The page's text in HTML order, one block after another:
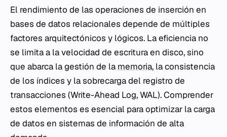
El rendimiento de las operaciones de inserción en
bases de datos relacionales depende de múltiples
factores arquitectónicos y lógicos. La eficiencia no
se limita a la velocidad de escritura en disco, sino
que abarca la gestión de la memoria, la consistencia
de los índices y la sobrecarga del registro de
transacciones (Write-Ahead Log, WAL). Comprender
estos elementos es esencial para optimizar la carga
de datos en sistemas de información de alta